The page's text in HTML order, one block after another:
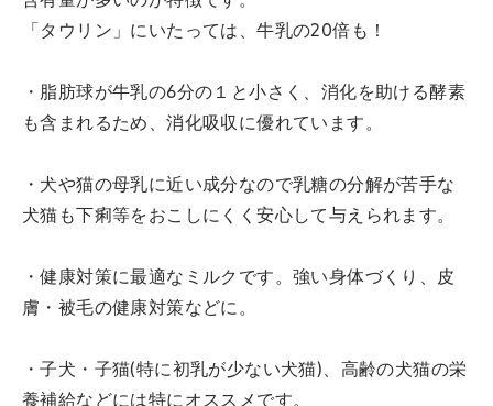
「タウリン」にいたっては、牛乳の20倍も！
・脂肪球が牛乳の6分の１と小さく、消化を助ける酵素
も含まれるため、消化吸収に優れています。
・犬や猫の母乳に近い成分なので乳糖の分解が苦手な
犬猫も下痢等をおこしにくく安心して与えられます。
・健康対策に最適なミルクです。強い身体づくり、皮
膚・被毛の健康対策などに。
・子犬・子猫(特に初乳が少ない犬猫)、高齢の犬猫の栄
養補給などには特にオススメです。